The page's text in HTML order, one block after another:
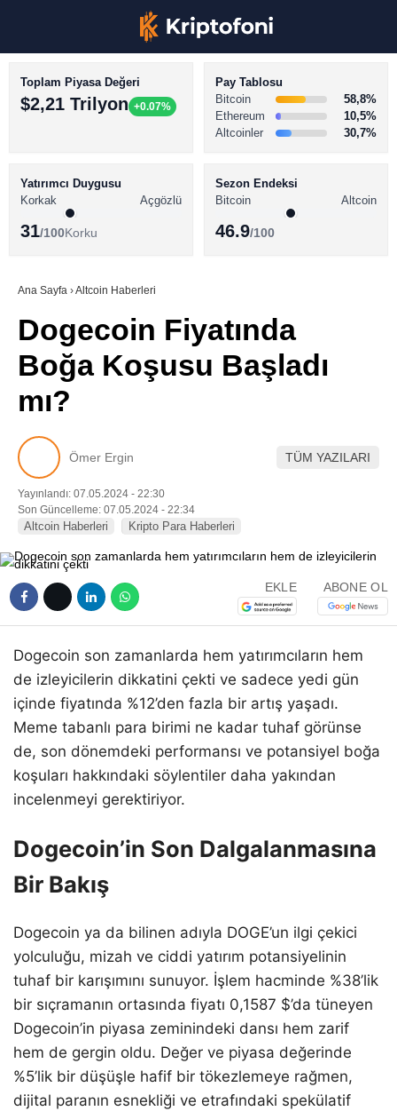
Youtube
TikTok
BİTCOİN HABERLERİ
ALTCOİN HABERLERİ
SÖZLÜK
Toplam Piyasa Değeri
$2,21 Trilyon +0.07%
Pay Tablosu
Bitcoin
58,8%
Ethereum
10,5%
Altcoinler
30,7%
Yatırımcı Duygusu
Korkak
Açgözlü
31/100Korku
Sezon Endeksi
Bitcoin
Altcoin
46.9/100
Ana Sayfa ›Altcoin Haberleri
Dogecoin Fiyatında
Boğa Koşusu Başladı
mı?
Ömer Ergin TÜM YAZILARI
Yayınlandı: 07.05.2024 - 22:30
Son Güncelleme: 07.05.2024 - 22:34
Altcoin Haberleri Kripto Para Haberleri
EKLE ABONE OL
Dogecoin son zamanlarda hem yatırımcıların hem
de izleyicilerin dikkatini çekti ve sadece yedi gün
içinde fiyatında %12’den fazla bir artış yaşadı.
Meme tabanlı para birimi ne kadar tuhaf görünse
de, son dönemdeki performansı ve potansiyel boğa
koşuları hakkındaki söylentiler daha yakından
incelenmeyi gerektiriyor.
Dogecoin’in Son Dalgalanmasına
Bir Bakış
Dogecoin ya da bilinen adıyla DOGE’un ilgi çekici
yolculuğu, mizah ve ciddi yatırım potansiyelinin
tuhaf bir karışımını sunuyor. İşlem hacminde %38’lik
bir sıçramanın ortasında fiyatı 0,1587 $’da tüneyen
Dogecoin’in piyasa zeminindeki dansı hem zarif
hem de gergin oldu. Değer ve piyasa değerinde
%5’lik bir düşüşle hafif bir tökezlemeye rağmen,
dijital paranın esnekliği ve etrafındaki spekülatif